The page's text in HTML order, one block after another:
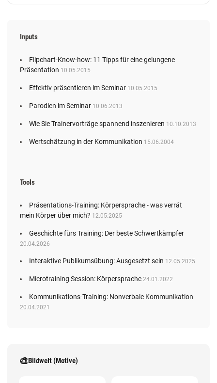
Inputs
Flipchart-Know-how: 11 Tipps für eine gelungene
Präsentation 10.05.2015
Effektiv präsentieren im Seminar 10.05.2015
Parodien im Seminar 10.06.2013
Wie Sie Trainervorträge spannend inszenieren 10.10.2013
Wertschätzung in der Kommunikation 15.06.2004
Tools
Präsentations-Training: Körpersprache - was verrät
mein Körper über mich? 12.05.2025
Geschichte fürs Training: Der beste Schwertkämpfer
20.04.2026
Interaktive Publikumsübung: Ausgesetzt sein 12.05.2025
Microtraining Session: Körpersprache 24.01.2022
Kommunikations-Training: Nonverbale Kommunikation
20.04.2021
🎨Bildwelt (Motive)